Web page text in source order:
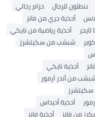
بنطلون للرجال
حزام رجالي
أحذية جري من فانز
أحذية رياضية من نايكي
شبشب من سكيتشرز
أحذية نايكي
من أندر آرمور
أحذية أديداس
من فانز
أحذية فانز